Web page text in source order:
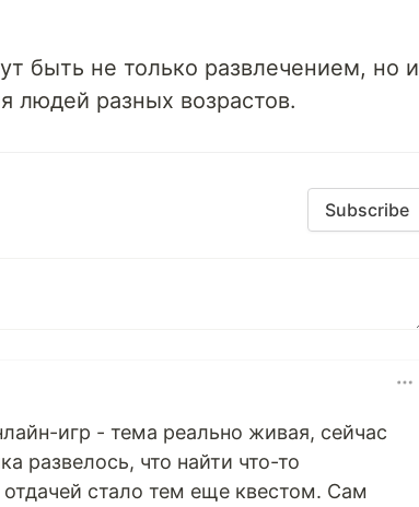
быть не только развлечением, но и
людей разных возрастов.
Subscribe
игр - тема реально живая, сейчас
развелось, что найти что-то
стало тем еще квестом. Сам